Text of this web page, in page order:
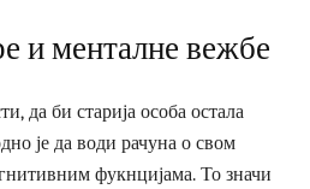
и менталне вежбе
да би старија особа остала
је да води рачуна о свом
фукнцијама. То значи